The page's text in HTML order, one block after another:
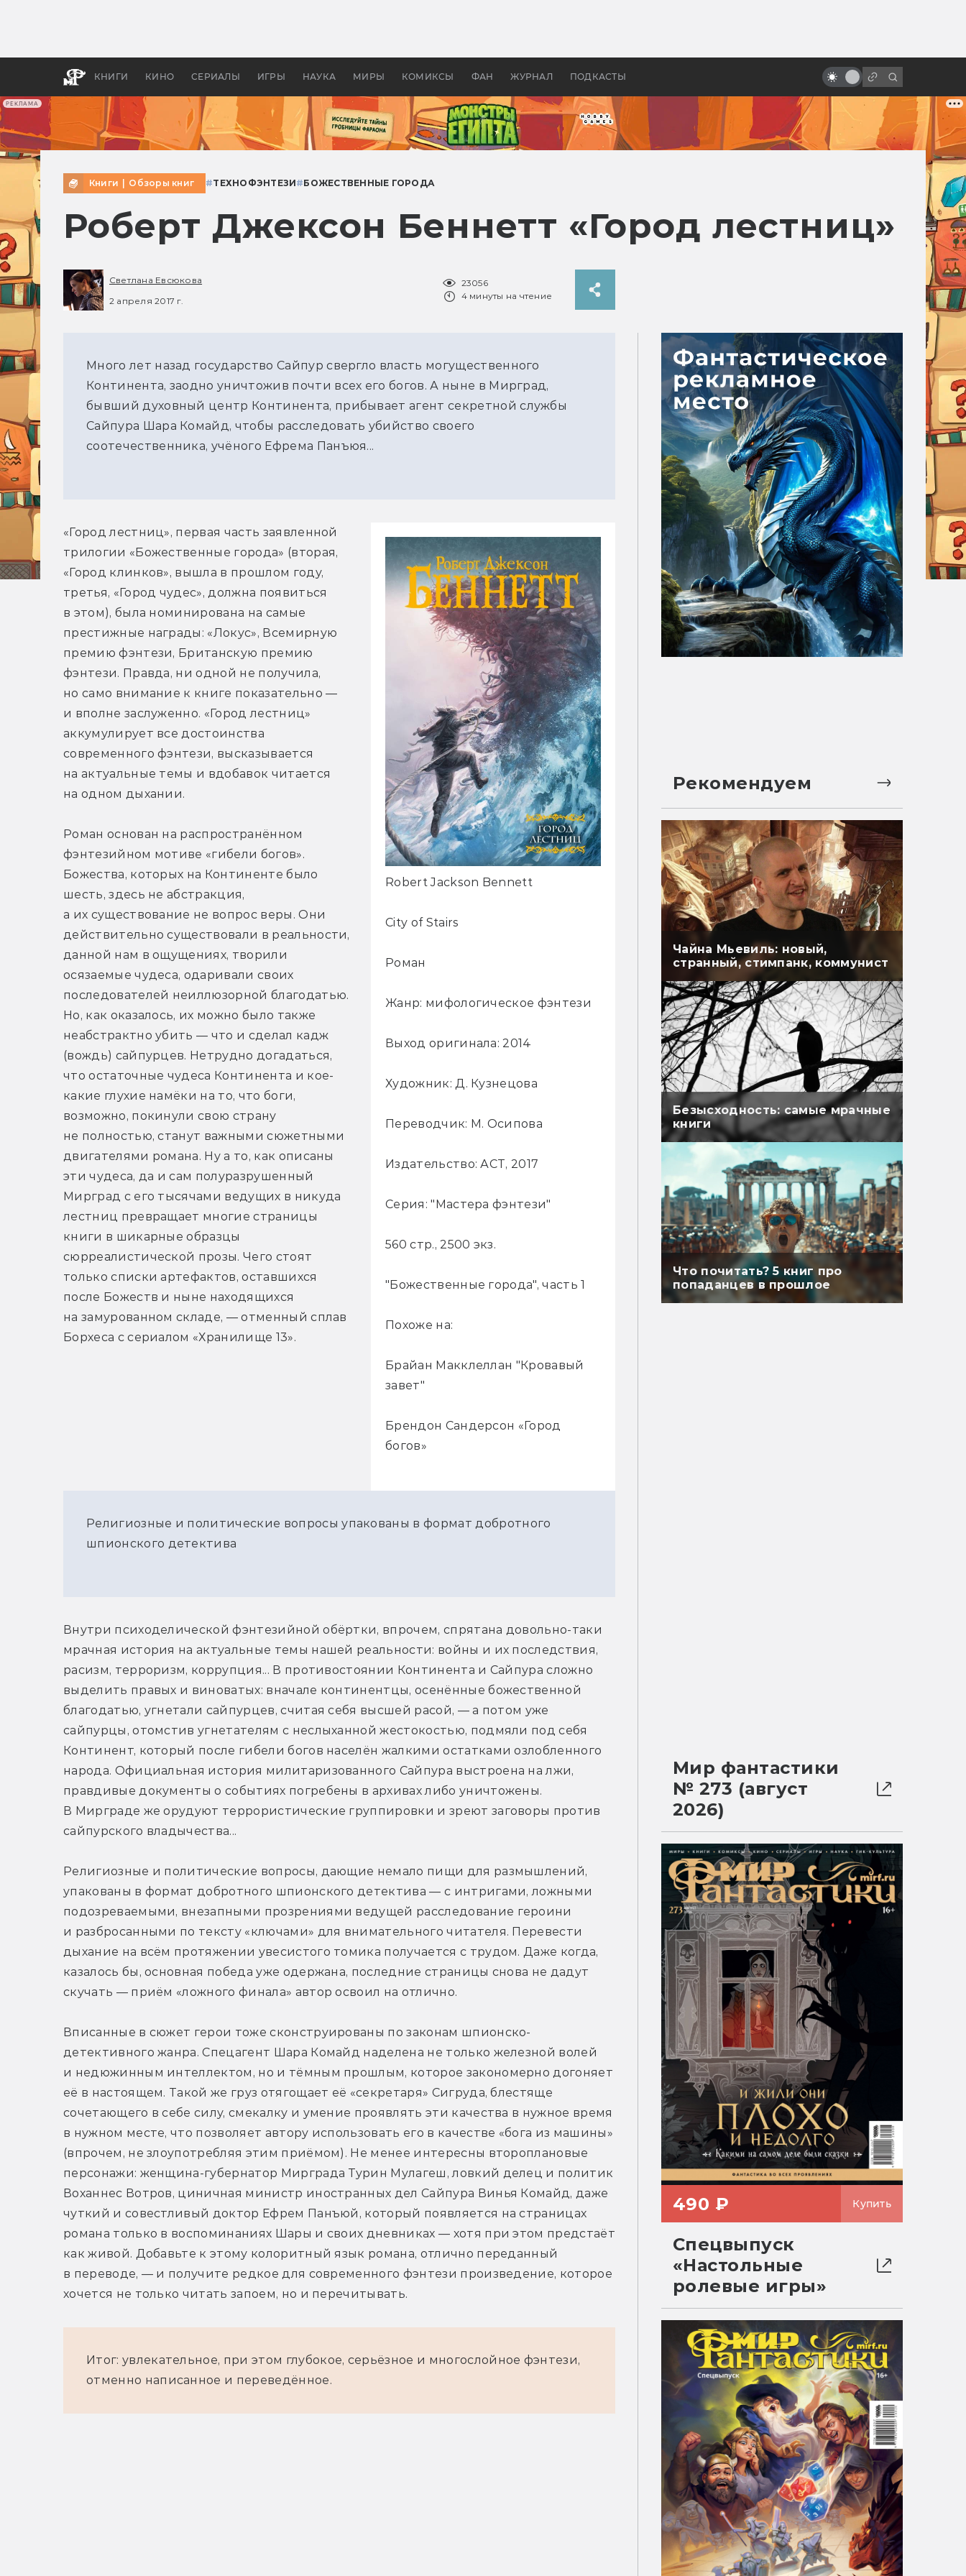
РЕКЛАМА
КНИГИ КИНО СЕРИАЛЫ ИГРЫ НАУКА МИРЫ КОМИКСЫ ФАН ЖУРНАЛ ПОДКАСТЫ
бы «Властелина колец»
Древней Грецией
посмотреть
Книги Обзоры книг #ТЕХНОФЭНТЕЗИ#БОЖЕСТВЕННЫЕ ГОРОДА
Роберт Джексон Беннетт «Город лестниц»
Светлана Евсюкова
2 апреля 2017 г.
23056
4 минуты на чтение
Много лет назад государство Сайпур свергло власть могущественного
Континента, заодно уничтожив почти всех его богов. А ныне в Мирград,
бывший духовный центр Континента, прибывает агент секретной службы
Сайпура Шара Комайд, чтобы расследовать убийство своего
соотечественника, учёного Ефрема Панъюя...
Robert Jackson Bennett
City of Stairs
Роман
Жанр: мифологическое фэнтези
Выход оригинала: 2014
Художник: Д. Кузнецова
Переводчик: М. Осипова
Издательство: АСТ, 2017
Серия: "Мастера фэнтези"
560 стр., 2500 экз.
"Божественные города", часть 1
Похоже на:
Брайан Макклеллан "Кровавый
завет"
Брендон Сандерсон «Город
богов»
«Город лестниц», первая часть заявленной
трилогии «Божественные города» (вторая,
«Город клинков», вышла в прошлом году,
третья, «Город чудес», должна появиться
в этом), была номинирована на самые
престижные награды: «Локус», Всемирную
премию фэнтези, Британскую премию
фэнтези. Правда, ни одной не получила,
но само внимание к книге показательно —
и вполне заслуженно. «Город лестниц»
аккумулирует все достоинства
современного фэнтези, высказывается
на актуальные темы и вдобавок читается
на одном дыхании.
Роман основан на распространённом
фэнтезийном мотиве «гибели богов».
Божества, которых на Континенте было
шесть, здесь не абстракция,
а их существование не вопрос веры. Они
действительно существовали в реальности,
данной нам в ощущениях, творили
осязаемые чудеса, одаривали своих
последователей неиллюзорной благодатью.
Но, как оказалось, их можно было также
неабстрактно убить — что и сделал кадж
(вождь) сайпурцев. Нетрудно догадаться,
что остаточные чудеса Континента и кое-
какие глухие намёки на то, что боги,
возможно, покинули свою страну
не полностью, станут важными сюжетными
двигателями романа. Ну а то, как описаны
эти чудеса, да и сам полуразрушенный
Мирград с его тысячами ведущих в никуда
лестниц превращает многие страницы
книги в шикарные образцы
сюрреалистической прозы. Чего стоят
только списки артефактов, оставшихся
после Божеств и ныне находящихся
на замурованном складе, — отменный сплав
Борхеса с сериалом «Хранилище 13».
Религиозные и политические вопросы упакованы в формат добротного
шпионского детектива
Внутри психоделической фэнтезийной обёртки, впрочем, спрятана довольно-таки
мрачная история на актуальные темы нашей реальности: войны и их последствия,
расизм, терроризм, коррупция... В противостоянии Континента и Сайпура сложно
выделить правых и виноватых: вначале континентцы, осенённые божественной
благодатью, угнетали сайпурцев, считая себя высшей расой, — а потом уже
сайпурцы, отомстив угнетателям с неслыханной жестокостью, подмяли под себя
Континент, который после гибели богов населён жалкими остатками озлобленного
народа. Официальная история милитаризованного Сайпура выстроена на лжи,
правдивые документы о событиях погребены в архивах либо уничтожены.
В Мирграде же орудуют террористические группировки и зреют заговоры против
сайпурского владычества...
Религиозные и политические вопросы, дающие немало пищи для размышлений,
упакованы в формат добротного шпионского детектива — с интригами, ложными
подозреваемыми, внезапными прозрениями ведущей расследование героини
и разбросанными по тексту «ключами» для внимательного читателя. Перевести
дыхание на всём протяжении увесистого томика получается с трудом. Даже когда,
казалось бы, основная победа уже одержана, последние страницы снова не дадут
скучать — приём «ложного финала» автор освоил на отлично.
Вписанные в сюжет герои тоже сконструированы по законам шпионско-
детективного жанра. Спецагент Шара Комайд наделена не только железной волей
и недюжинным интеллектом, но и тёмным прошлым, которое закономерно догоняет
её в настоящем. Такой же груз отягощает её «секретаря» Сигруда, блестяще
сочетающего в себе силу, смекалку и умение проявлять эти качества в нужное время
в нужном месте, что позволяет автору использовать его в качестве «бога из машины»
(впрочем, не злоупотребляя этим приёмом). Не менее интересны второплановые
персонажи: женщина-губернатор Мирграда Турин Мулагеш, ловкий делец и политик
Воханнес Вотров, циничная министр иностранных дел Сайпура Винья Комайд, даже
чуткий и совестливый доктор Ефрем Панъюй, который появляется на страницах
романа только в воспоминаниях Шары и своих дневниках — хотя при этом предстаёт
как живой. Добавьте к этому колоритный язык романа, отлично переданный
в переводе, — и получите редкое для современного фэнтези произведение, которое
хочется не только читать запоем, но и перечитывать.
Итог: увлекательное, при этом глубокое, серьёзное и многослойное фэнтези,
отменно написанное и переведённое.
Рекомендуем
Чайна Мьевиль: новый,
странный, стимпанк, коммунист
Безысходность: самые мрачные
книги
Что почитать? 5 книг про
попаданцев в прошлое
Мир фантастики
№ 273 (август
2026)
490 ₽ Купить
Спецвыпуск
«Настольные
ролевые игры»